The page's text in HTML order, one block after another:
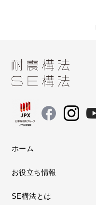
ホーム
お役立ち情報
SE構法とは